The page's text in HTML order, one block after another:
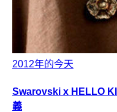
2012年的今天
Swarovski x HELLO
義